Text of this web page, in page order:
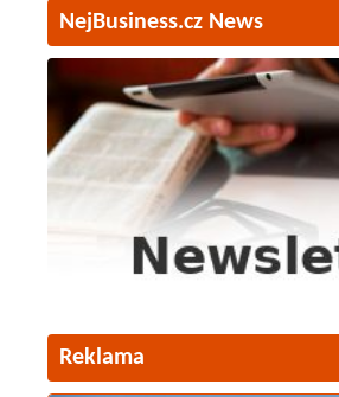
NejBusiness.cz News
Reklama